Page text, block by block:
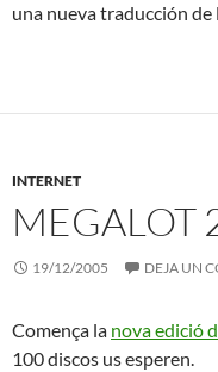
una nueva traducción
INTERNET
MEGALOT
19/12/2005 DEJA UN
Comença la nova edició
100 discos us esperen.